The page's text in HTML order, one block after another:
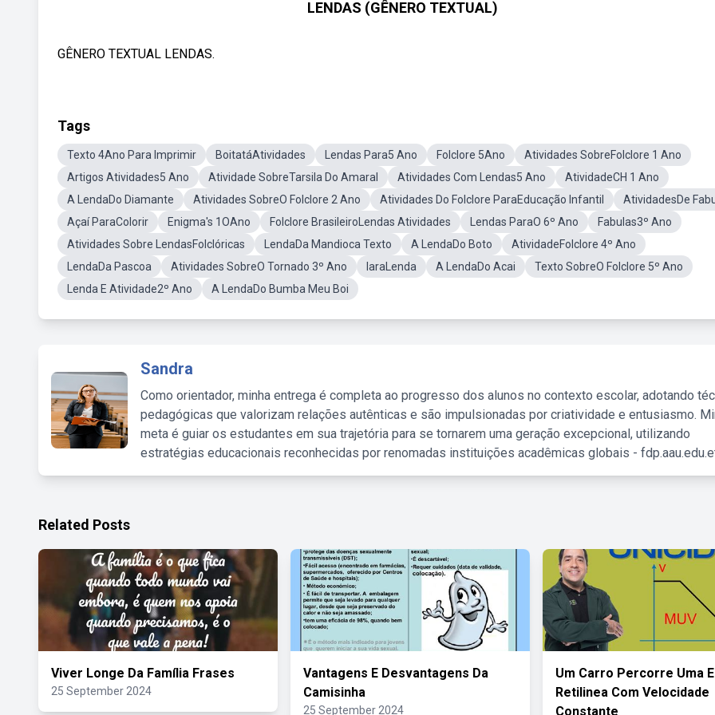
LENDAS (GÊNERO TEXTUAL)
GÊNERO TEXTUAL LENDAS.
Tags
Texto 4Ano Para Imprimir BoitatáAtividades Lendas Para5 Ano Folclore 5Ano
Atividades SobreFolclore 1 Ano
Artigos Atividades5 Ano
Atividade SobreTarsila Do Amaral Atividades Com Lendas5 Ano
AtividadeCH 1 Ano
A LendaDo Diamante
Atividades SobreO Folclore 2 Ano Atividades Do Folclore ParaEducação Infantil
AtividadesDe
Açaí ParaColorir
Enigma's 1OAno Folclore BrasileiroLendas Atividades Lendas ParaO 6º Ano
Fabulas3º Ano
Atividades Sobre LendasFolclóricas
LendaDa Mandioca Texto A LendaDo Boto
AtividadeFolclore 4º Ano
LendaDa Pascoa
Atividades SobreO Tornado 3º Ano IaraLenda A LendaDo Acai
Texto SobreO Folclore 5º Ano
Lenda E Atividade2º Ano
A LendaDo Bumba Meu Boi
Sandra
Como orientador, minha entrega é completa ao progresso dos alunos no contexto escolar, adotando
pedagógicas que valorizam relações autênticas e são impulsionadas por criatividade e entusiasmo.
meta é guiar os estudantes em sua trajetória para se tornarem uma geração excepcional, utilizando
estratégias educacionais reconhecidas por renomadas instituições acadêmicas globais -
Related Posts
Viver Longe Da Família Frases
25 September 2024
Vantagens E Desvantagens Da
Camisinha
25 September 2024
Um Carro Percorre Uma
Retilinea Com Velocidade
Constante